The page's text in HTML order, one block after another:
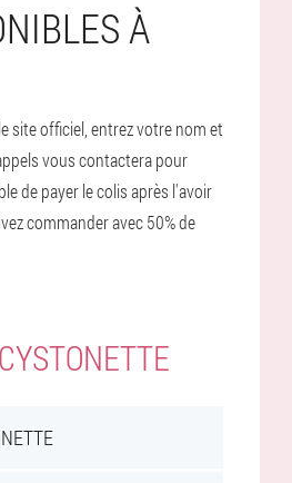
À
site officiel, entrez votre nom et
vous contactera pour
de payer le colis après l'avoir
commander avec 50% de